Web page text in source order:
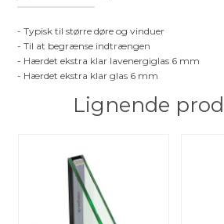
- Typisk til større døre og vinduer
- Til at begrænse indtrængen
- Hærdet ekstra klar lavenergiglas 6 mm
- Hærdet ekstra klar glas 6 mm
Lignende